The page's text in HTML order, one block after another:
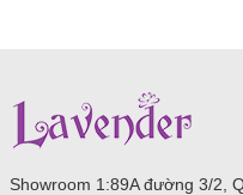
Showroom 1:89A đường 3/2,